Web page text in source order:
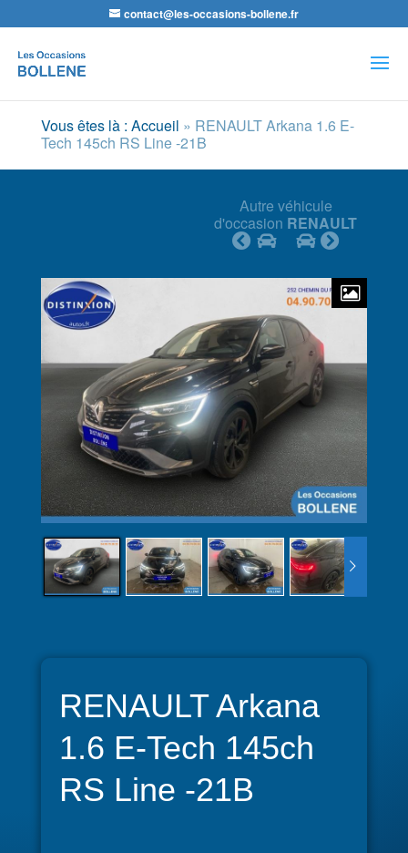
contact@les-occasions-bollene.fr
de
produits
Vous êtes là : Accueil » RENAULT Arkana 1.6 E-
Tech 145ch RS Line -21B
Autre véhicule
d'occasion RENAULT
RENAULT Arkana
1.6 E-Tech 145ch
RS Line -21B